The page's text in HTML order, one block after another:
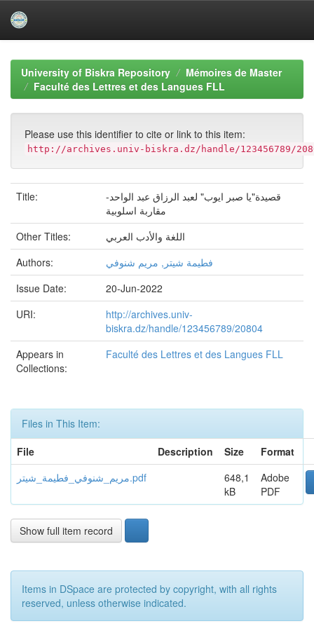
navigationUniversity of Biskra Repository
Mémoires de Master
Faculté des Lettres et des Langues FLL
Please use this identifier to cite or link to this item:
http://archives.univ-biskra.dz/handle/123456789/
Title:
قصيدة"يا صبر ايوب" لعبد الرزاق عبد الواحد-
مقاربة اسلوبية
Other Titles:
اللغة والأدب العربي
Authors:
فطيمة شيتر, مريم شنوفي
Issue Date:
20-Jun-2022
URI:
http://archives.univ-
biskra.dz/handle/123456789/20804
Appears in
Collections:
Faculté des Lettres et des Langues FLL
Files in This Item:
File
Description Size
Format
مريم_شنوفي_فطيمة_شيتر.pdf
648,1
kB
Adobe
PDF
Show full item record
Items in DSpace are protected by copyright, with all rights
reserved, unless otherwise indicated.